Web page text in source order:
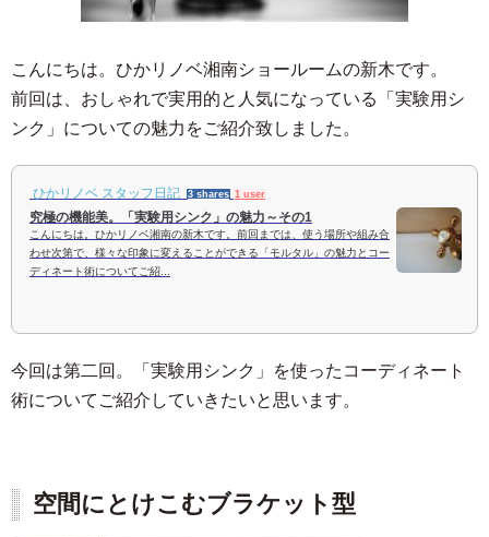
こんにちは。ひかリノベ湘南ショールームの新木です。
前回は、おしゃれで実用的と人気になっている「実験用シ
ンク」についての魅力をご紹介致しました。
ひかリノベ スタッフ日記 3 shares 1 user
究極の機能美。「実験用シンク」の魅力～その1
こんにちは。ひかリノベ湘南の新木です。前回までは、使う場所や組み合
わせ次第で、様々な印象に変えることができる「モルタル」の魅力とコー
ディネート術についてご紹...
今回は第二回。「実験用シンク」を使ったコーディネート
術についてご紹介していきたいと思います。
空間にとけこむブラケット型